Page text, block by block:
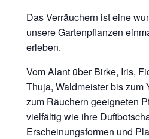
Das Verräuchern ist eine
unsere Gartenpflanzen
erleben.
Vom Alant über Birke, Iris,
Thuja, Waldmeister bis zum
zum Räuchern geeigneten
vielfältig wie ihre
Erscheinungsformen und